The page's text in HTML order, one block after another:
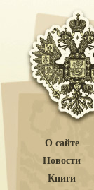
О сайте
Новости
Книги